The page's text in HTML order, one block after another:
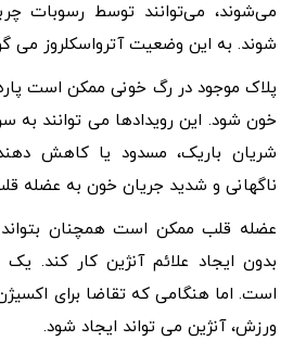
می‌شوند، می‌توانند توسط رسوبات
شوند. به این وضعیت آترواسکلروز می
پلاک موجود در رگ خونی ممکن است
خون شود. این رویدادها می توانند به
شریان باریک، مسدود یا کاهش
ناگهانی و شدید جریان خون به عضله
عضله قلب ممکن است همچنان بتواند
بدون ایجاد علائم آنژین کار کند.
است. اما هنگامی که تقاضا برای اکسیژن
ورزش، آنژین می تواند ایجاد شود.